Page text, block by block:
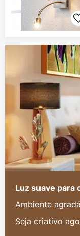
Luz suave para
Ambiente
Seja criativo